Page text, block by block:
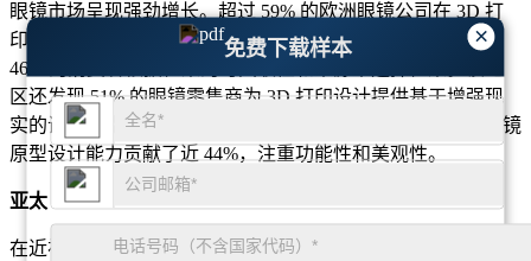
×
免费下载样本
眼镜市场呈现强劲增长。超过 59% 的欧洲眼镜公司在 3D 打
印工艺中采用了生物基材料。德国、法国和荷兰等国家约
46% 的消费者根据框架的可回收性和来源来选择框架。该地
区还发现 51% 的眼镜零售商为 3D 打印设计提供基于增强现
实的试戴功能。意大利和瑞士的创新中心对该地区的先进眼镜
原型设计能力贡献了近 44%，注重功能性和美观性。
亚太
在近视率上升和精通科技的年轻人口数量不断上升的推动下，